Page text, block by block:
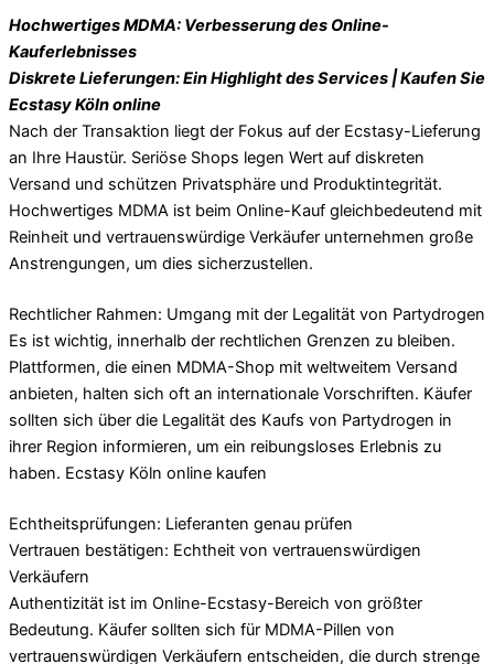
Hochwertiges MDMA: Verbesserung des Online-
Kauferlebnisses
Diskrete Lieferungen: Ein Highlight des Services | Kaufen Sie
Ecstasy Köln online
Nach der Transaktion liegt der Fokus auf der Ecstasy-Lieferung
an Ihre Haustür. Seriöse Shops legen Wert auf diskreten
Versand und schützen Privatsphäre und Produktintegrität.
Hochwertiges MDMA ist beim Online-Kauf gleichbedeutend mit
Reinheit und vertrauenswürdige Verkäufer unternehmen große
Anstrengungen, um dies sicherzustellen.
Rechtlicher Rahmen: Umgang mit der Legalität von Partydrogen
Es ist wichtig, innerhalb der rechtlichen Grenzen zu bleiben.
Plattformen, die einen MDMA-Shop mit weltweitem Versand
anbieten, halten sich oft an internationale Vorschriften. Käufer
sollten sich über die Legalität des Kaufs von Partydrogen in
ihrer Region informieren, um ein reibungsloses Erlebnis zu
haben. Ecstasy Köln online kaufen
Echtheitsprüfungen: Lieferanten genau prüfen
Vertrauen bestätigen: Echtheit von vertrauenswürdigen
Verkäufern
Authentizität ist im Online-Ecstasy-Bereich von größter
Bedeutung. Käufer sollten sich für MDMA-Pillen von
vertrauenswürdigen Verkäufern entscheiden, die durch strenge